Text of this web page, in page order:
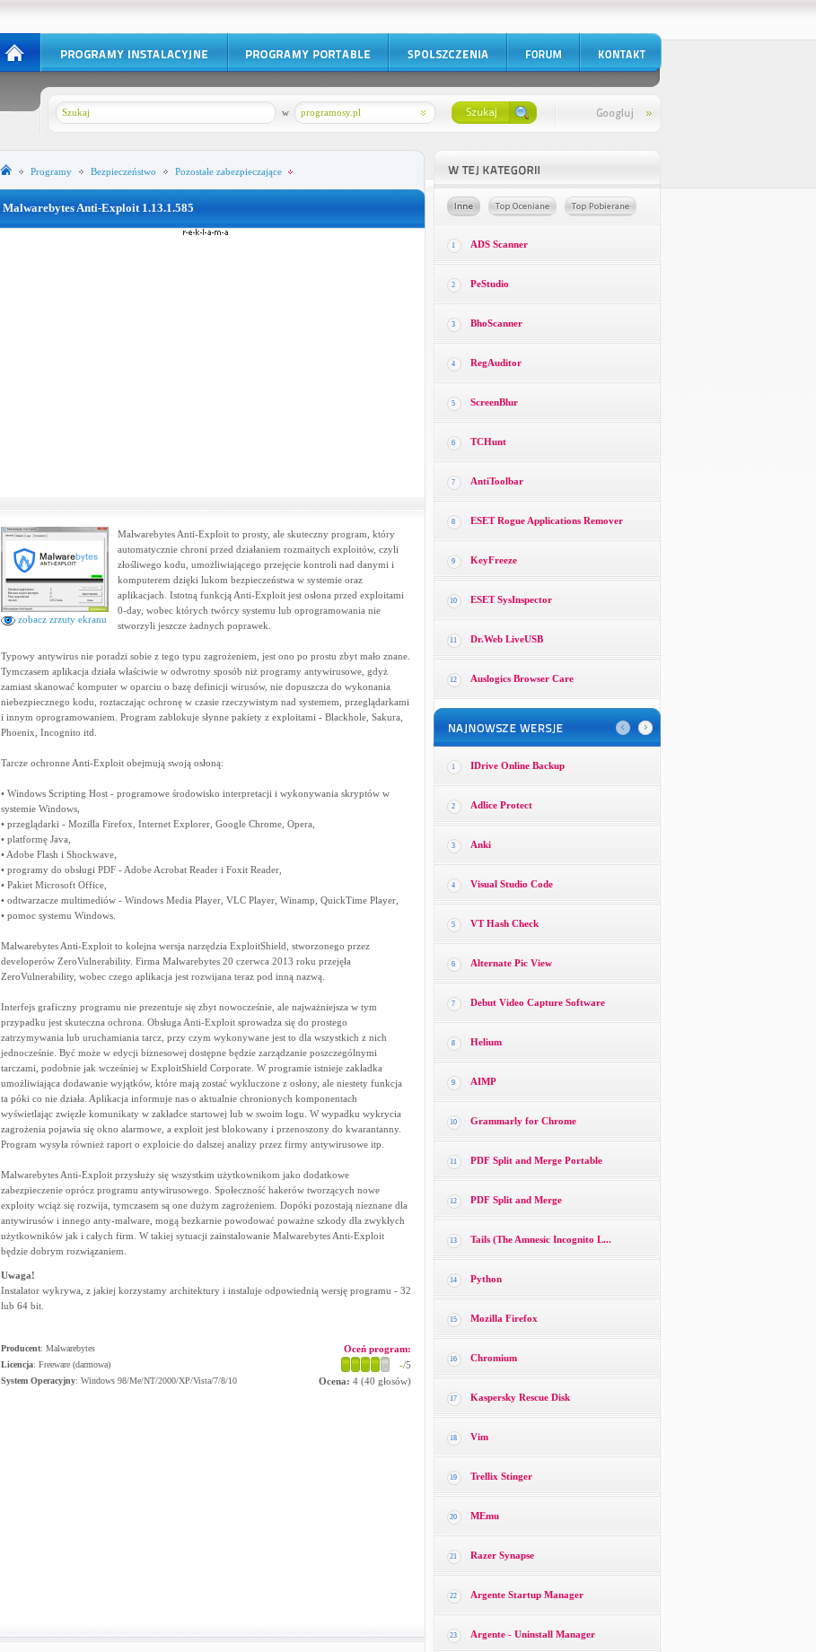
programosy.pl
w
Programy Bezpieczeństwo Pozostałe zabezpieczające
Malwarebytes Anti-Exploit 1.13.1.585
zobacz zrzuty ekranu
Malwarebytes Anti-Exploit to prosty, ale skuteczny program, który
automatycznie chroni przed działaniem rozmaitych exploitów, czyli
złośliwego kodu, umożliwiającego przejęcie kontroli nad danymi i
komputerem dzięki lukom bezpieczeństwa w systemie oraz
aplikacjach. Istotną funkcją Anti-Exploit jest osłona przed exploitami
0-day, wobec których twórcy systemu lub oprogramowania nie
stworzyli jeszcze żadnych poprawek.
Typowy antywirus nie poradzi sobie z tego typu zagrożeniem, jest ono po prostu zbyt mało znane.
Tymczasem aplikacja działa właściwie w odwrotny sposób niż programy antywirusowe, gdyż
zamiast skanować komputer w oparciu o bazę definicji wirusów, nie dopuszcza do wykonania
niebezpiecznego kodu, roztaczając ochronę w czasie rzeczywistym nad systemem, przeglądarkami
i innym oprogramowaniem. Program zablokuje słynne pakiety z exploitami - Blackhole, Sakura,
Phoenix, Incognito itd.
Tarcze ochronne Anti-Exploit obejmują swoją osłoną:
• Windows Scripting Host - programowe środowisko interpretacji i wykonywania skryptów w
systemie Windows,
• przeglądarki - Mozilla Firefox, Internet Explorer, Google Chrome, Opera,
• platformę Java,
• Adobe Flash i Shockwave,
• programy do obsługi PDF - Adobe Acrobat Reader i Foxit Reader,
• Pakiet Microsoft Office,
• odtwarzacze multimediów - Windows Media Player, VLC Player, Winamp, QuickTime Player,
• pomoc systemu Windows.
Malwarebytes Anti-Exploit to kolejna wersja narzędzia ExploitShield, stworzonego przez
developerów ZeroVulnerability. Firma Malwarebytes 20 czerwca 2013 roku przejęła
ZeroVulnerability, wobec czego aplikacja jest rozwijana teraz pod inną nazwą.
Interfejs graficzny programu nie prezentuje się zbyt nowocześnie, ale najważniejsza w tym
przypadku jest skuteczna ochrona. Obsługa Anti-Exploit sprowadza się do prostego
zatrzymywania lub uruchamiania tarcz, przy czym wykonywane jest to dla wszystkich z nich
jednocześnie. Być może w edycji biznesowej dostępne będzie zarządzanie poszczególnymi
tarczami, podobnie jak wcześniej w ExploitShield Corporate. W programie istnieje zakładka
umożliwiająca dodawanie wyjątków, które mają zostać wykluczone z osłony, ale niestety funkcja
ta póki co nie działa. Aplikacja informuje nas o aktualnie chronionych komponentach
wyświetlając zwięzłe komunikaty w zakładce startowej lub w swoim logu. W wypadku wykrycia
zagrożenia pojawia się okno alarmowe, a exploit jest blokowany i przenoszony do kwarantanny.
Program wysyła również raport o exploicie do dalszej analizy przez firmy antywirusowe itp.
Malwarebytes Anti-Exploit przysłuży się wszystkim użytkownikom jako dodatkowe
zabezpieczenie oprócz programu antywirusowego. Społeczność hakerów tworzących nowe
exploity wciąż się rozwija, tymczasem są one dużym zagrożeniem. Dopóki pozostają nieznane dla
antywirusów i innego anty-malware, mogą bezkarnie powodować poważne szkody dla zwykłych
użytkowników jak i całych firm. W takiej sytuacji zainstalowanie Malwarebytes Anti-Exploit
będzie dobrym rozwiązaniem.
Uwaga!
Instalator wykrywa, z jakiej korzystamy architektury i instaluje odpowiednią wersję programu - 32
lub 64 bit.
Producent: Malwarebytes
Licencja: Freeware (darmowa)
System Operacyjny: Windows 98/Me/NT/2000/XP/Vista/7/8/10
Oceń program:
-/5
Ocena: 4(40 głosów)
1 ADS Scanner
2 PeStudio
3 BhoScanner
4 RegAuditor
5 ScreenBlur
6 TCHunt
7 AntiToolbar
8 ESET Rogue Applications Remover
9 KeyFreeze
10 ESET SysInspector
11 Dr.Web LiveUSB
12 Auslogics Browser Care
1 IDrive Online Backup
2 Adlice Protect
3 Anki
4 Visual Studio Code
5 VT Hash Check
6 Alternate Pic View
7 Debut Video Capture Software
8 Helium
9 AIMP
10 Grammarly for Chrome
11 PDF Split and Merge Portable
12 PDF Split and Merge
13 Tails (The Amnesic Incognito L...
14 Python
15 Mozilla Firefox
16 Chromium
17 Kaspersky Rescue Disk
18 Vim
19 Trellix Stinger
20 MEmu
21 Razer Synapse
22 Argente Startup Manager
23 Argente - Uninstall Manager